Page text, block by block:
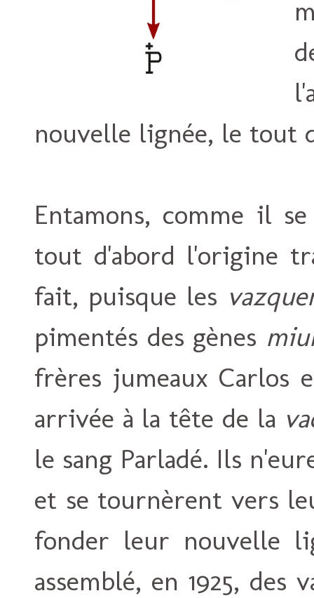
nouvelle lignée, le tout
Entamons, comme il
tout d'abord l'origine
fait, puisque les
pimentés des gènes
frères jumeaux Carlos
arrivée à la tête de la
le sang Parladé. Ils
et se tournèrent vers
fonder leur nouvelle
assemblé, en 1925, des